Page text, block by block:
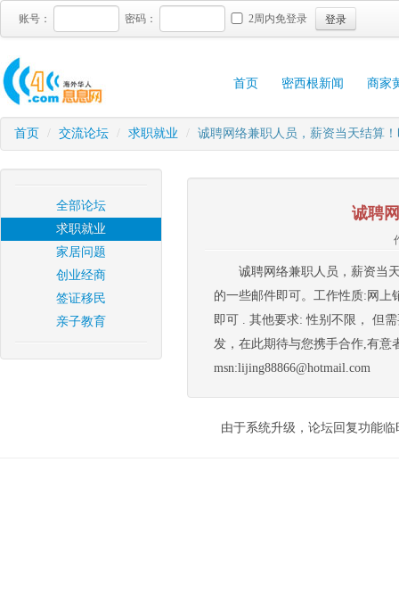
账号： 密码： 2周内免登录 登录
首页 密西根新闻 商家
首页 / 交流论坛 / 求职就业 / 诚聘网络兼职人员，薪资当天结算
全部论坛
求职就业
家居问题
创业经商
签证移民
亲子教育
诚聘
诚聘网络兼职人员，薪资当
的一些邮件即可。工作性质:网上
即可 . 其他要求: 性别不限， 但
发，在此期待与您携手合作,有意
msn:lijing88866@hotmail.com
由于系统升级，论坛回复功能临